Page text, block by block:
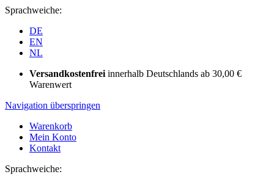
Sprachweiche:
DE
EN
NL
Versandkostenfrei innerhalb Deutschlands ab 30,00 €
Warenwert
Navigation überspringen
Warenkorb
Mein Konto
Kontakt
Sprachweiche: